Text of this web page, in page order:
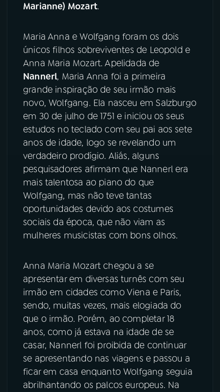
Marianne) Mozart.
Maria Anna e Wolfgang foram os dois
únicos filhos sobreviventes de Leopold e
Anna Maria Mozart. Apelidada de
Nannerl, Maria Anna foi a primeira
grande inspiração de seu irmão mais
novo, Wolfgang. Ela nasceu em Salzburgo
em 30 de julho de 1751 e iniciou os seus
estudos no teclado com seu pai aos sete
anos de idade, logo se revelando um
verdadeiro prodígio. Aliás, alguns
pesquisadores afirmam que Nannerl era
mais talentosa ao piano do que
Wolfgang, mas não teve tantas
oportunidades devido aos costumes
sociais da época, que não viam as
mulheres musicistas com bons olhos.
Anna Maria Mozart chegou a se
apresentar em diversas turnês com seu
irmão em cidades como Viena e Paris,
sendo, muitas vezes, mais elogiada do
que o irmão. Porém, ao completar 18
anos, como já estava na idade de se
casar, Nannerl foi proibida de continuar
se apresentando nas viagens e passou a
ficar em casa enquanto Wolfgang seguia
abrilhantando os palcos europeus. Na